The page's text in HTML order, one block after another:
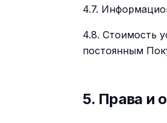
4.7.
4.8. Стоимость
постоянным
5. Права и